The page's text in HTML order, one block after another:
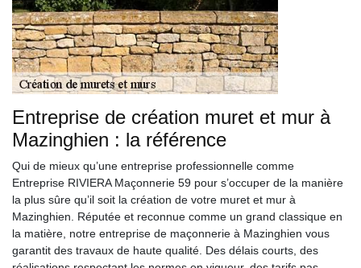
Entreprise de création muret et mur à
Mazinghien : la référence
Qui de mieux qu’une entreprise professionnelle comme
Entreprise RIVIERA Maçonnerie 59 pour s’occuper de la manière
la plus sûre qu’il soit la création de votre muret et mur à
Mazinghien. Réputée et reconnue comme un grand classique en
la matière, notre entreprise de maçonnerie à Mazinghien vous
garantit des travaux de haute qualité. Des délais courts, des